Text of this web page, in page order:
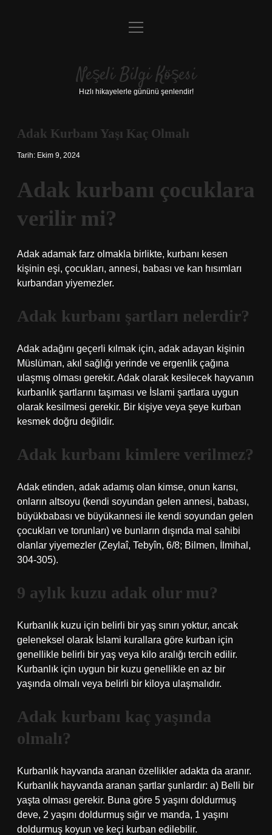
Anasayfa
Yasal Uyarı
menüyü
Neşeli Bilgi Köşesi
Hızlı hikayelerle gününü şenlendir!
Adak Kurbanı Yaşı Kaç Olmalı
Tarih: Ekim 9, 2024
Adak kurbanı çocuklara
verilir mi?
Adak adamak farz olmakla birlikte, kurbanı kesen
kişinin eşi, çocukları, annesi, babası ve kan hısımları
kurbandan yiyemezler.
Adak kurbanı şartları nelerdir?
Adak adağını geçerli kılmak için, adak adayan kişinin
Müslüman, akıl sağlığı yerinde ve ergenlik çağına
ulaşmış olması gerekir. Adak olarak kesilecek hayvanın
kurbanlık şartlarını taşıması ve İslami şartlara uygun
olarak kesilmesi gerekir. Bir kişiye veya şeye kurban
kesmek doğru değildir.
Adak kurbanı kimlere verilmez?
Adak etinden, adak adamış olan kimse, onun karısı,
onların altsoyu (kendi soyundan gelen annesi, babası,
büyükbabası ve büyükannesi ile kendi soyundan gelen
çocukları ve torunları) ve bunların dışında mal sahibi
olanlar yiyemezler (Zeylaî, Tebyîn, 6/8; Bilmen, İlmihal,
304-305).
9 aylık kuzu adak olur mu?
Kurbanlık kuzu için belirli bir yaş sınırı yoktur, ancak
geleneksel olarak İslami kurallara göre kurban için
genellikle belirli bir yaş veya kilo aralığı tercih edilir.
Kurbanlık için uygun bir kuzu genellikle en az bir
yaşında olmalı veya belirli bir kiloya ulaşmalıdır.
Adak kurbanı kaç yaşında
olmalı?
Kurbanlık hayvanda aranan özellikler adakta da aranır.
Kurbanlık hayvanda aranan şartlar şunlardır: a) Belli bir
yaşta olması gerekir. Buna göre 5 yaşını doldurmuş
deve, 2 yaşını doldurmuş sığır ve manda, 1 yaşını
doldurmuş koyun ve keçi kurban edilebilir.